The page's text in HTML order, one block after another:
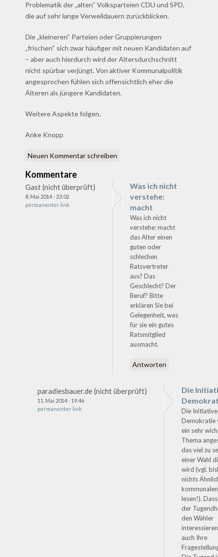
Problematik der „alten“ Volksparteien CDU und SPD,
die auf sehr lange Verweildauern zurückblicken.
Die „kleineren“ Parteien oder Gruppierungen
„frischen“ sich zwar häufiger mit neuen Kandidaten auf
– aber auch hierdurch wird der Altersdurchschnitt
nicht spürbar verjüngt. Von aktiver Kommunalpolitik
angesprochen fühlen sich offensichtlich eher die
Älteren als jüngere Kandidaten.
Weitere Aspekte folgen.
Anke Knopp
Neuen Kommentar schreiben
Kommentare
Gast (nicht überprüft)
8. Mai 2014 - 23:02
permanenter link
Was ich nicht
verstehe:
macht
Was ich nicht
verstehe: macht
das Alter einen
guten oder
schlechen
Ratsvertreter
aus? Das
Geschlecht? Der
Beruf? Bitte
erklären Sie bei
Gelegenheit, was
für sie ein gutes
Ratsmitglied
ausmacht.
Antworten
paradiesbauer.de (nicht überprüft)
11. Mai 2014 - 19:46
permanenter link
Die
Die Initiative
Demokratie
ein sehr
Thema
das viel zu
einer Wahl
wird (vgl.
nichts
lesen!).
der
den Wähler
auch Ihre